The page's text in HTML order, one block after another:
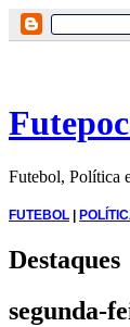
Futebol, Política
FUTEBOL |
Destaques
segunda-